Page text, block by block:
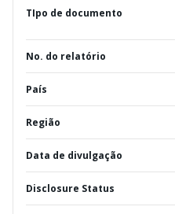
TIpo de documento
No. do relatório
País
Região
Data de divulgação
Disclosure Status